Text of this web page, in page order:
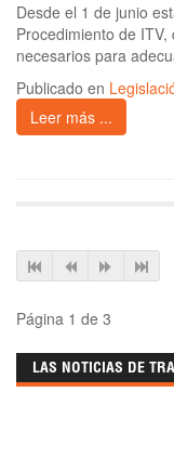
Desde el 1 de junio
Procedimiento de
necesarios para
Publicado en
Leer más ...
Página 1 de 3
LAS NOTICIAS DE